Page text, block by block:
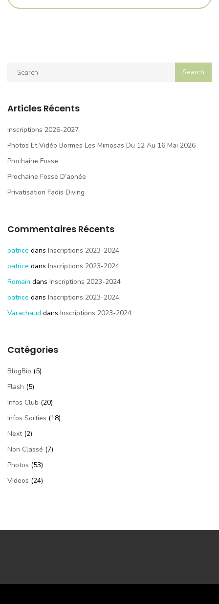
Articles Récents
Inscriptions 2026-2027
Photos Et Vidéo Bormes Les Mimosas Du 12 Au 16 Mai 2026
Prochaine Fosse
Prochaine Fosse D’apnée
Privatisation Fadis Diving
Commentaires Récents
patrice dans Inscriptions 2023-2024
patrice dans Inscriptions 2023-2024
Romain dans Inscriptions 2023-2024
patrice dans Inscriptions 2023-2024
Varachaud dans Inscriptions 2023-2024
Catégories
BlogBio (5)
Flash (5)
Infos Club (20)
Infos Sorties (18)
Next(2)
Non Classé (7)
Photos (53)
Videos (24)